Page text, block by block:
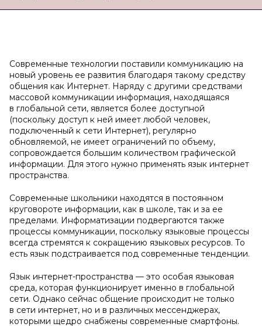
Современные технологии поставили коммуникацию на
новый уровень ее развития благодаря такому средству
общения как Интернет. Наряду с другими средствами
массовой коммуникации информация, находящаяся
в глобальной сети, является более доступной
(поскольку доступ к ней имеет любой человек,
подключенный к сети Интернет), регулярно
обновляемой, не имеет ограничений по объему,
сопровождается большим количеством графической
информации. Для этого нужно применять язык интернет
пространства.
Современные школьники находятся в постоянном
круговороте информации, как в школе, так и за ее
пределами. Информатизации подвергаются также
процессы коммуникации, поскольку языковые процессы
всегда стремятся к сокращению языковых ресурсов. То
есть язык подстраивается под современные тенденции.
Язык интернет-пространства — это особая языковая
среда, которая функционирует именно в глобальной
сети. Однако сейчас общение происходит не только
в сети интернет, но и в различных мессенджерах,
которыми щедро снабжены современные смартфоны.